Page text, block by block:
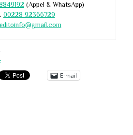
(Appel & WhatsApp)
00228 92366729
E-mail